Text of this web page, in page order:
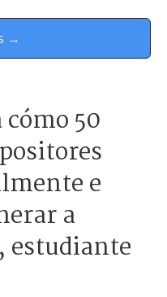
→
cómo 50
e
a